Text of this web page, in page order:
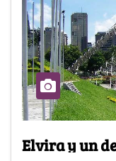
Elvira y un